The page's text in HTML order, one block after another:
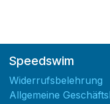
Speedswim
Widerrufsbelehrung
Allgemeine